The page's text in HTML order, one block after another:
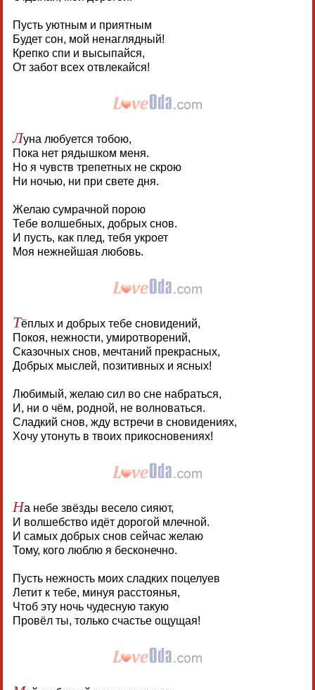
Пусть уютным и приятным
Будет сон, мой ненаглядный!
Крепко спи и высыпайся,
От забот всех отвлекайся!
Луна любуется тобою,
Пока нет рядышком меня.
Но я чувств трепетных не скрою
Ни ночью, ни при свете дня.
Желаю сумрачной порою
Тебе волшебных, добрых снов.
И пусть, как плед, тебя укроет
Моя нежнейшая любовь.
Тёплых и добрых тебе сновидений,
Покоя, нежности, умиротворений,
Сказочных снов, мечтаний прекрасных,
Добрых мыслей, позитивных и ясных!
Любимый, желаю сил во сне набраться,
И, ни о чём, родной, не волноваться.
Сладкий снов, жду встречи в сновидениях,
Хочу утонуть в твоих прикосновениях!
На небе звёзды весело сияют,
И волшебство идёт дорогой млечной.
И самых добрых снов сейчас желаю
Тому, кого люблю я бесконечно.
Пусть нежность моих сладких поцелуев
Летит к тебе, минуя расстоянья,
Чтоб эту ночь чудесную такую
Провёл ты, только счастье ощущая!